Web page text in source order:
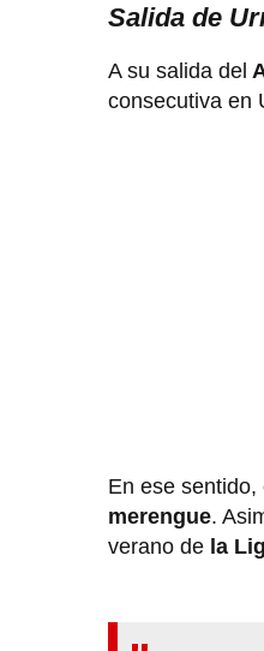
Salida de
A su salida del
consecutiva en
En ese
merengue.
verano de la